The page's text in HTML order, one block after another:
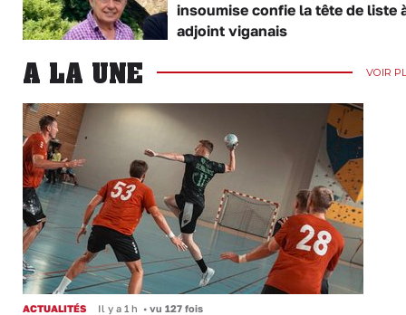
insoumise confie la tête de liste
adjoint viganais
A LA UNE VOIR
ACTUALITÉS Il y a 1 h • vu 127 fois